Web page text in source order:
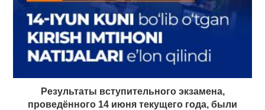
Результаты вступительного экзамена,
проведённого 14 июня текущего года, были